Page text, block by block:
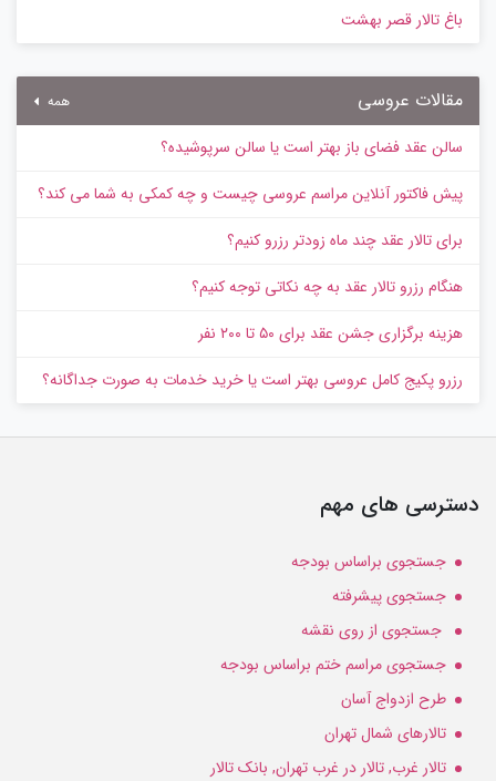
باغ تالار قصر بهشت
مقالات عروسی همه
سالن عقد فضای باز بهتر است یا سالن سرپوشیده؟
پیش‌ فاکتور آنلاین مراسم عروسی چیست و چه کمکی به شما می کند؟
برای تالار عقد چند ماه زودتر رزرو کنیم؟
هنگام رزرو تالار عقد به چه نکاتی توجه کنیم؟
هزینه برگزاری جشن عقد برای ۵۰ تا ۲۰۰ نفر
رزرو پکیج کامل عروسی بهتر است یا خرید خدمات به‌ صورت جداگانه؟
دسترسی های مهم
جستجوی براساس بودجه
جستجوی پیشرفته
جستجوی از روی نقشه
جستجوی مراسم ختم براساس بودجه
طرح ازدواج آسان
تالارهای شمال تهران
تالار غرب, تالار در غرب تهران, بانک تالار